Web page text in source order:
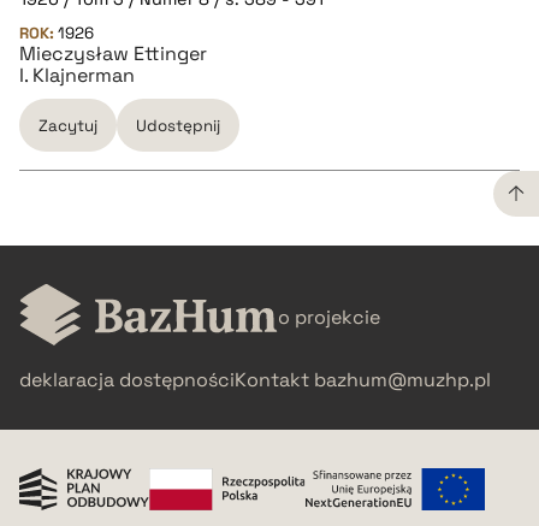
pobierz cytat
BIBTEX
ROK: 1926
Mieczysław Ettinger
I. Klajnerman
Zacytuj Udostępnij
CZYSTY TEKST
pobierz cytat
BIBTEX
o projekcie
deklaracja dostępnościKontakt bazhum@muzhp.pl